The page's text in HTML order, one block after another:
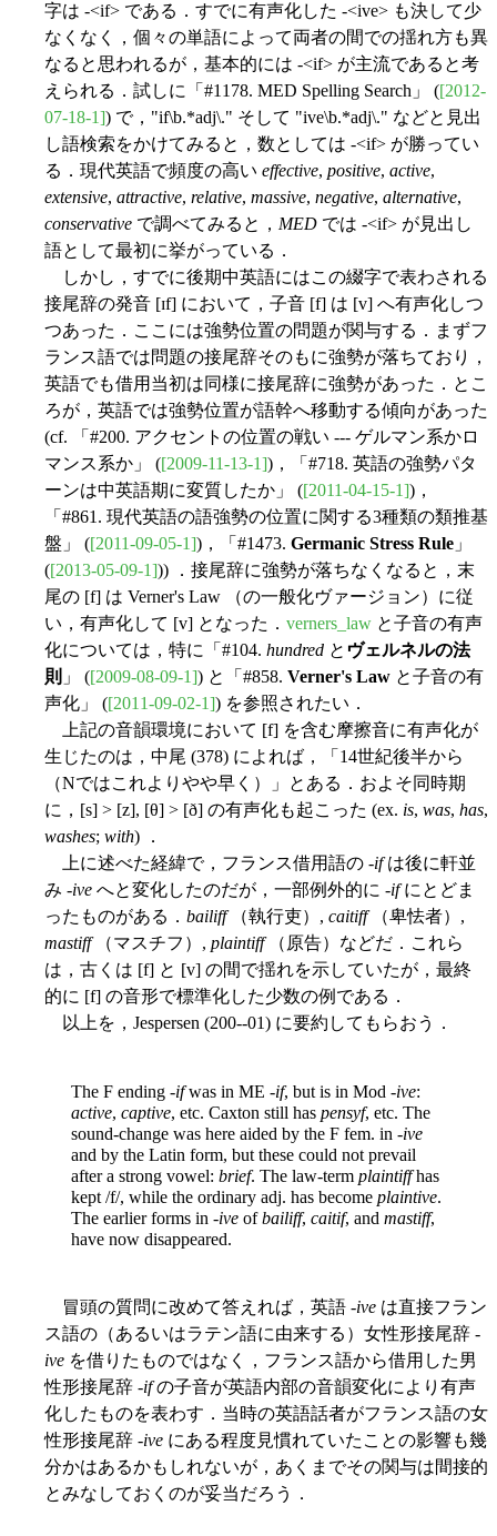
字は -<if> である．すでに有声化した -<ive> も決して少
なくなく，個々の単語によって両者の間での揺れ方も異
なると思われるが，基本的には -<if> が主流であると考
えられる．試しに「#1178. MED Spelling Search」 ([2012-
07-18-1]) で，"if\b.*adj\." そして "ive\b.*adj\." などと見出
し語検索をかけてみると，数としては -<if> が勝ってい
る．現代英語で頻度の高い effective, positive, active,
extensive, attractive, relative, massive, negative, alternative,
conservative で調べてみると， MED では -<if> が見出し
語として最初に挙がっている．
しかし，すでに後期中英語にはこの綴字で表わされる
接尾辞の発音 [ɪf] において，子音 [f] は [v] へ有声化しつ
つあった．ここには強勢位置の問題が関与する．まずフ
ランス語では問題の接尾辞そのもに強勢が落ちており，
英語でも借用当初は同様に接尾辞に強勢があった．とこ
ろが，英語では強勢位置が語幹へ移動する傾向があった
(cf. 「#200. アクセントの位置の戦い --- ゲルマン系かロ
マンス系か」 ([2009-11-13-1])，「#718. 英語の強勢パタ
ーンは中英語期に変質したか」 ([2011-04-15-1])，
「#861. 現代英語の語強勢の位置に関する3種類の類推基
盤」 ([2011-09-05-1])，「#1473. Germanic Stress Rule 」
([2013-05-09-1])) ．接尾辞に強勢が落ちなくなると，末
尾の [f] は Verner's Law （の一般化ヴァージョン）に従
い，有声化して [v] となった． verners_law と子音の有声
化については，特に「#104. hundred と ヴェルネルの法
則 」 ([2009-08-09-1]) と「#858. Verner's Law と子音の有
声化」 ([2011-09-02-1]) を参照されたい．
上記の音韻環境において [f] を含む摩擦音に有声化が
生じたのは，中尾 (378) によれば，「14世紀後半から
（Nではこれよりやや早く）」とある．およそ同時期
に，[s] > [z], [θ] > [ð] の有声化も起こった (ex. is, was, has,
washes; with) ．
上に述べた経緯で，フランス借用語の -ifは後に軒並
み -ive へと変化したのだが，一部例外的に -ifにとどま
ったものがある． bailiff（執行吏）, caitiff（卑怯者）,
mastiff（マスチフ）, plaintiff（原告）などだ．これら
は，古くは [f] と [v] の間で揺れを示していたが，最終
的に [f] の音形で標準化した少数の例である．
以上を，Jespersen (200--01) に要約してもらおう．
The F ending -ifwas in ME -if, but is in Mod -ive:
active, captive, etc. Caxton still has pensyf, etc. The
sound-change was here aided by the F fem. in -ive
and by the Latin form, but these could not prevail
after a strong vowel: brief. The law-term plaintiffhas
kept /f/, while the ordinary adj. has become plaintive.
The earlier forms in -ive ofbailiff, caitif, and mastiff,
have now disappeared.
冒頭の質問に改めて答えれば，英語 -ive は直接フラン
ス語の（あるいはラテン語に由来する）女性形接尾辞 -
ive を借りたものではなく，フランス語から借用した男
性形接尾辞 -ifの子音が英語内部の音韻変化により有声
化したものを表わす．当時の英語話者がフランス語の女
性形接尾辞 -ive にある程度見慣れていたことの影響も幾
分かはあるかもしれないが，あくまでその関与は間接的
とみなしておくのが妥当だろう．